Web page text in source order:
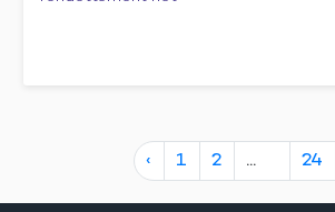
‹ 1
2
10
24